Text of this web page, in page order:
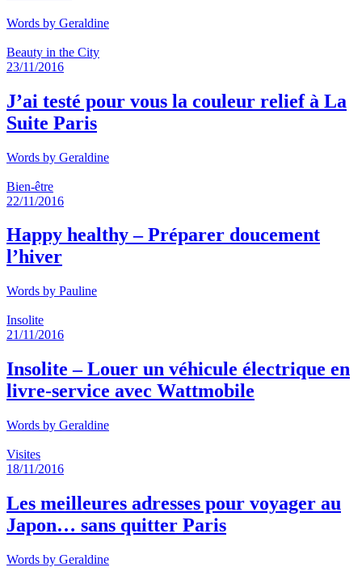
Words by Geraldine
Beauty in the City
23/11/2016
J’ai testé pour vous la couleur relief à La
Suite Paris
Words by Geraldine
Bien-être
22/11/2016
Happy healthy – Préparer doucement
l’hiver
Words by Pauline
Insolite
21/11/2016
Insolite – Louer un véhicule électrique en
livre-service avec Wattmobile
Words by Geraldine
Visites
18/11/2016
Les meilleures adresses pour voyager au
Japon… sans quitter Paris
Words by Geraldine